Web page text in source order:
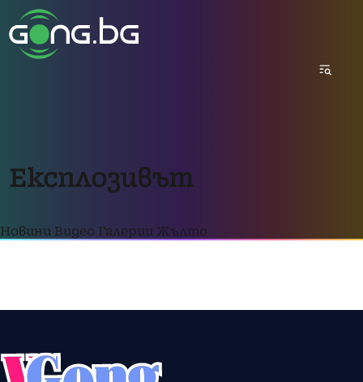
Експлозивът
Новини Видео Галерии Жълто